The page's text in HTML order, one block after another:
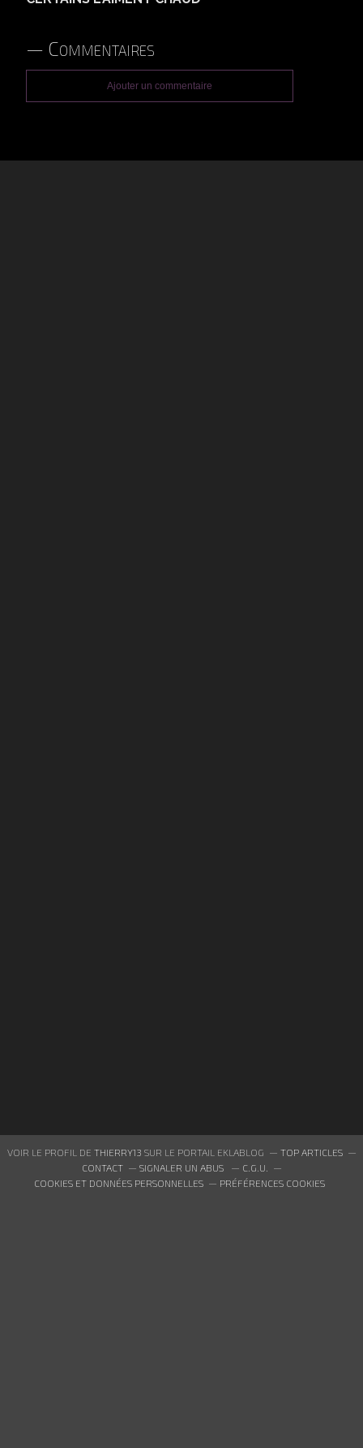
Commentaires
Ajouter un commentaire
VOIR LE PROFIL DE THIERRY13 SUR LE PORTAIL EKLABLOG
TOP ARTICLES
CONTACT
SIGNALER UN ABUS
C.G.U.
COOKIES ET DONNÉES PERSONNELLES
PRÉFÉRENCES COOKIES